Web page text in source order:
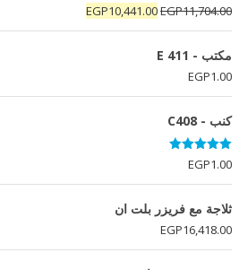
تم التقييم
5.00 من 5 EGP11,704.00
السعر
الأصلي
هو:
EGP10,441.00
السعر
الحالي
مكتب - E 411
EGP1.00
كنب - C408
تم التقييم
5.00
من 5
EGP1.00
ثلاجة مع فريزر بلت ان
EGP16,418.00